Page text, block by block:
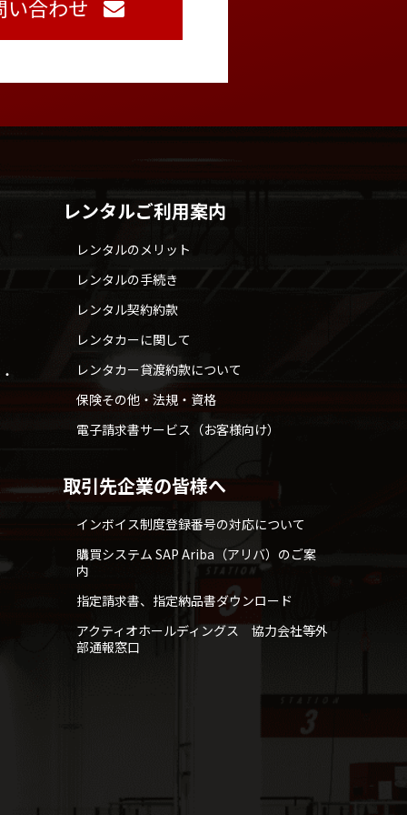
い合わせ
レンタルご利用案内
レンタルのメリット
レンタルの手続き
レンタル契約約款
レンタカーに関して
レンタカー貸渡約款について
保険その他・法規・資格
電子請求書サービス（お客様向け）
取引先企業の皆様へ
インボイス制度登録番号の対応について
購買システム SAP Ariba（アリバ）のご案
内
指定請求書、指定納品書ダウンロード
アクティオホールディングス 協力会社等外
部通報窓口